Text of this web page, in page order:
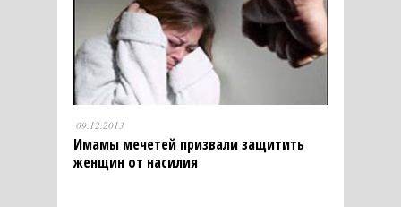
09.12.2013
Имамы мечетей призвали защитить
женщин от насилия